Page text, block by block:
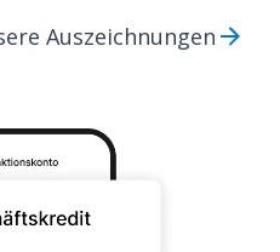
Auszeichnungen